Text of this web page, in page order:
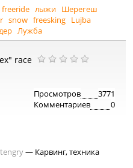
freeride лыжи Шерегеш
snow freesking Lujba
Лужба
race
Просмотров
3771
Комментариев
0
— Карвинг, техника